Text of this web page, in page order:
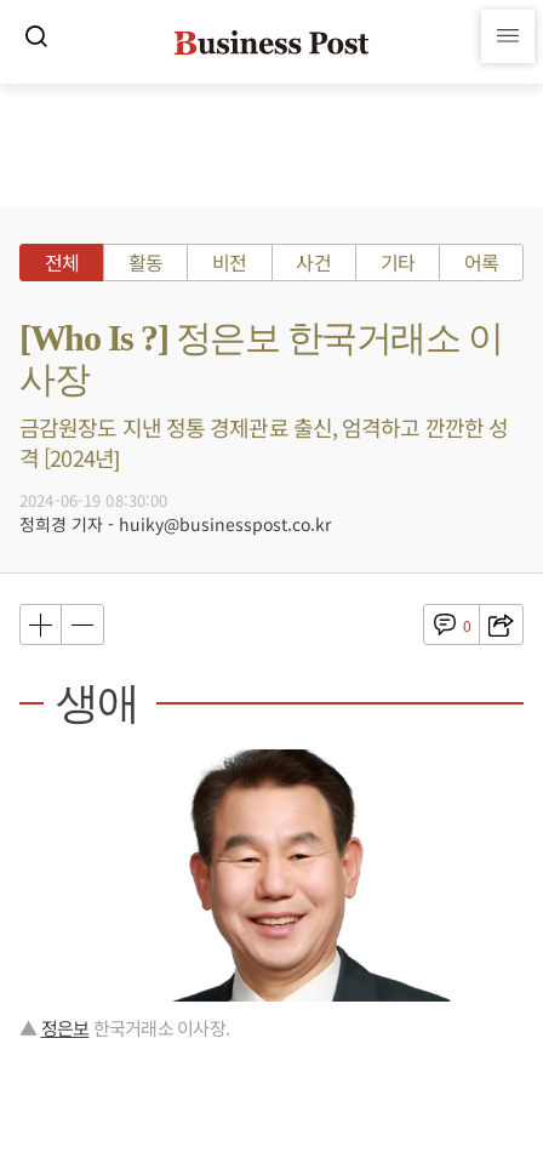
전체 활동 비전 사건 기타 어록
[Who Is ?] 정은보 한국거래소 이
사장
금감원장도 지낸 정통 경제관료 출신, 엄격하고 깐깐한 성
격 [2024년]
2024-06-19 08:30:00
정희경 기자 - huiky@businesspost.co.kr
0
생애
▲ 정은보 한국거래소 이사장.